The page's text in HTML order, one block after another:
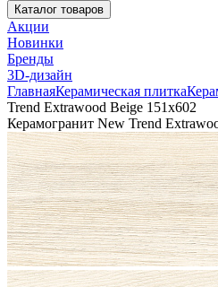
Каталог товаров
Акции
Новинки
Бренды
3D-дизайн
ГлавнаяКерамическая плитка
Trend Extrawood Beige 151x602
Керамогранит New Trend